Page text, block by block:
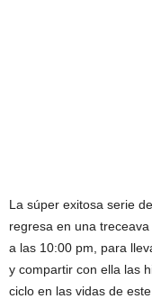
La súper exitosa serie de
regresa en una
a las 10:00 pm, para
y compartir con ella las
ciclo en las vidas de